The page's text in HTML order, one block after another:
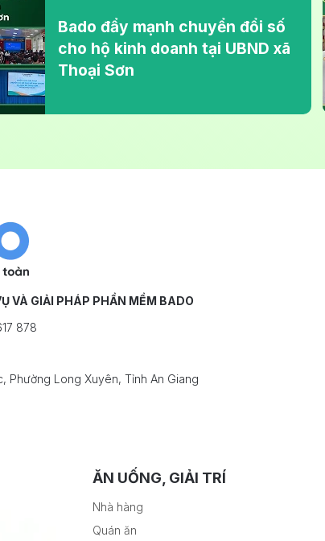
Bado đẩy mạnh chuyển đổi số
cho hộ kinh doanh tại UBND xã
Thoại Sơn
VÀ GIẢI PHÁP PHẦN MỀM BADO
878
Phường Long Xuyên, Tỉnh An Giang
ĂN UỐNG, GIẢI TRÍ
Nhà hàng
Quán ăn